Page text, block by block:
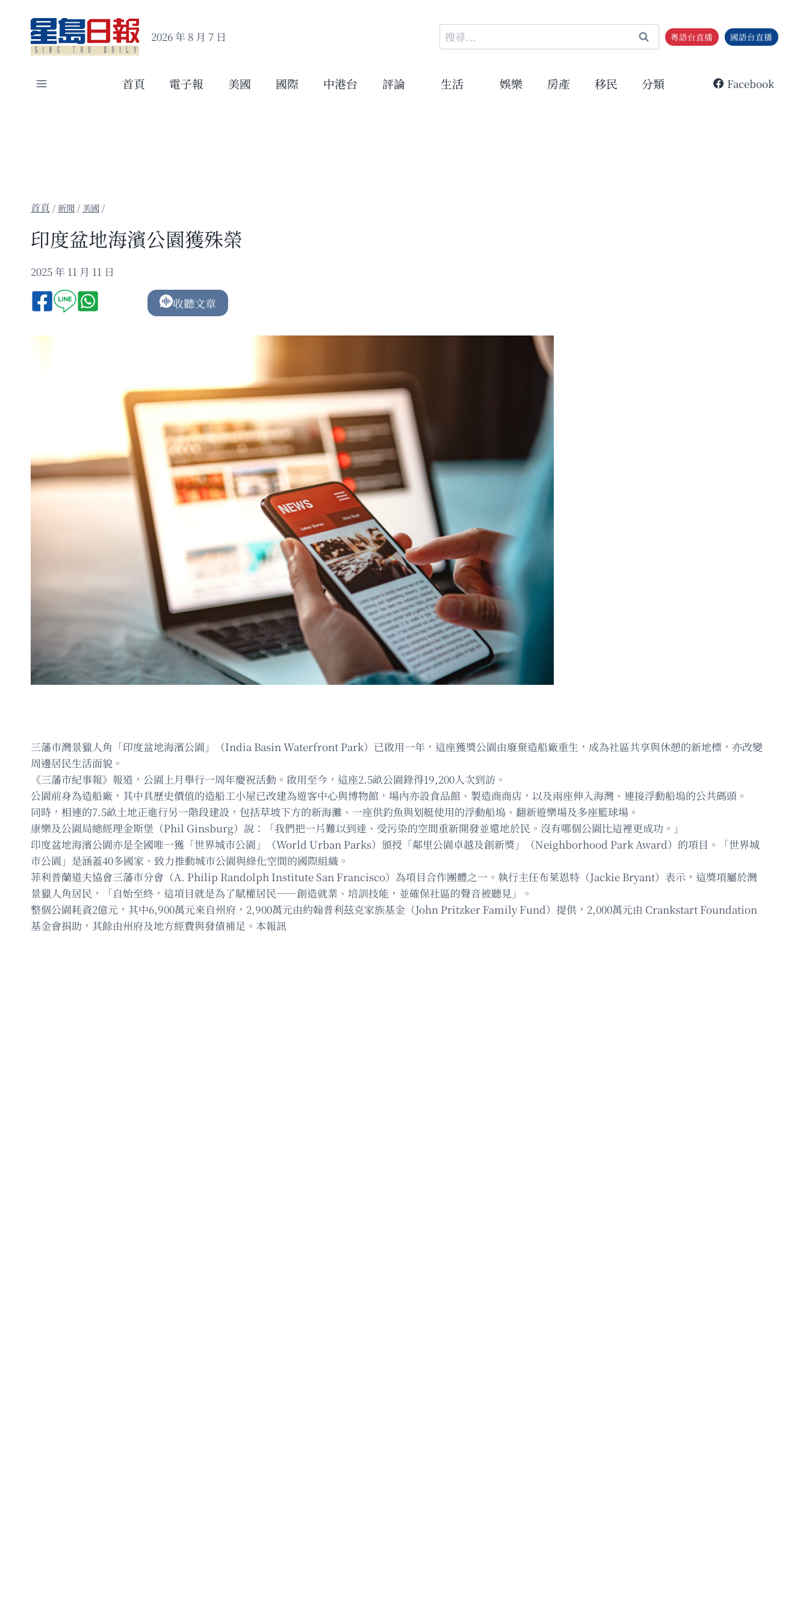
content
2026 年 8 月 7 日
搜
尋
鍵
粵語台直播 國語台直播
首頁 電子報 美國 國際 中港台 評論 生活 娛樂 房產 移民 分類 Facebook
/新聞 / 美國 /
印度盆地海濱公園獲殊榮
2025 年 11 月 11 日
收聽文章
三藩市灣景獵人角「印度盆地海濱公園」（India Basin Waterfront Park）已啟用一年，這座獲獎公園由廢棄造船廠重生，成為社區共享與休憩的新地標，亦改變
周邊居民生活面貌。
《三藩市紀事報》報道，公園上月舉行一周年慶祝活動。啟用至今，這座2.5畝公園錄得19,200人次到訪。
公園前身為造船廠，其中具歷史價值的造船工小屋已改建為遊客中心與博物館，場內亦設食品館、製造商商店，以及兩座伸入海灣、連接浮動船塢的公共碼頭。
同時，相連的7.5畝土地正進行另一階段建設，包括草坡下方的新海灘、一座供釣魚與划艇使用的浮動船塢、翻新遊樂場及多座籃球場。
康樂及公園局總經理金斯堡（Phil Ginsburg）說：「我們把一片難以到達、受污染的空間重新開發並還地於民。沒有哪個公園比這裡更成功。」
印度盆地海濱公園亦是全國唯一獲「世界城市公園」（World Urban Parks）頒授「鄰里公園卓越及創新獎」（Neighborhood Park Award）的項目。「世界城
市公園」是涵蓋40多國家、致力推動城市公園與綠化空間的國際組織。
菲利普蘭道夫協會三藩市分會（A. Philip Randolph Institute San Francisco）為項目合作團體之一。執行主任布萊恩特（Jackie Bryant）表示，這獎項屬於灣
景獵人角居民，「自始至終，這項目就是為了賦權居民——創造就業、培訓技能，並確保社區的聲音被聽見」。
整個公園耗資2億元，其中6,900萬元來自州府，2,900萬元由約翰普利茲克家族基金（John Pritzker Family Fund）提供，2,000萬元由 Crankstart Foundation
基金會捐助，其餘由州府及地方經費與發債補足。本報訊